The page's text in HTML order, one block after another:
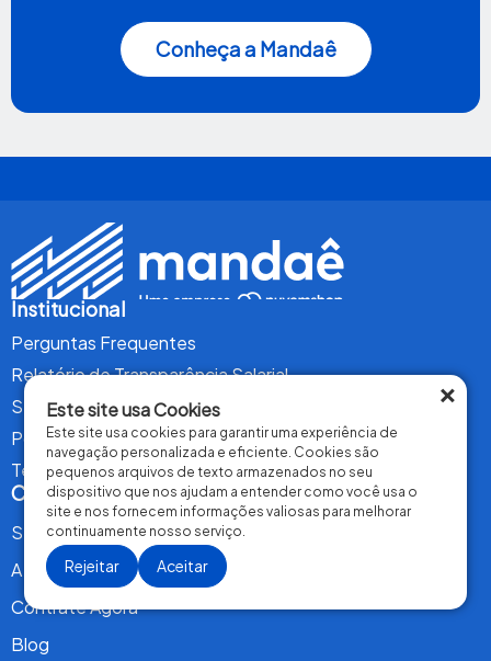
Conheça a Mandaê
Institucional
Perguntas Frequentes
Relatório de Transparência Salarial
Seja um Parceiro Transportador
Política de Privacidade
Termos de Uso
Conteúdo
Serviços
A Mandaê
Contrate Agora
Blog
×
Este site usa Cookies
Este site usa cookies para garantir uma experiência de
navegação personalizada e eficiente. Cookies são
pequenos arquivos de texto armazenados no seu
dispositivo que nos ajudam a entender como você usa o
site e nos fornecem informações valiosas para melhorar
continuamente nosso serviço.
Rejeitar Aceitar